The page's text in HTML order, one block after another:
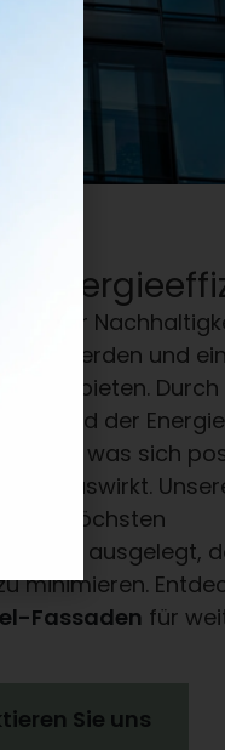
zur
werden und
bieten. Durch
wird der
was sich
auswirkt.
höchsten
ausgelegt,
minimieren.
Fassaden für
Sie uns